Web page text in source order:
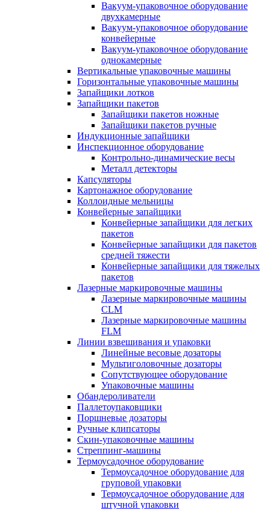
Вакуум-упаковочное оборудование
двухкамерные
Вакуум-упаковочное оборудование
конвейерные
Вакуум-упаковочное оборудование
однокамерные
Вертикальные упаковочные машины
Горизонтальные упаковочные машины
Запайщики лотков
Запайщики пакетов
Запайщики пакетов ножные
Запайщики пакетов ручные
Индукционные запайщики
Инспекционное оборудование
Контрольно-динамические весы
Металл детекторы
Капсуляторы
Картонажное оборудование
Коллоидные мельницы
Конвейерные запайщики
Конвейерные запайщики для легких
пакетов
Конвейерные запайщики для пакетов
средней тяжести
Конвейерные запайщики для тяжелых
пакетов
Лазерные маркировочные машины
Лазерные маркировочные машины
CLM
Лазерные маркировочные машины
FLM
Линии взвешивания и упаковки
Линейные весовые дозаторы
Мультиголовочные дозаторы
Сопутствующее оборудование
Упаковочные машины
Обандероливатели
Паллетоупаковщики
Поршневые дозаторы
Ручные клипсаторы
Скин-упаковочные машины
Стреппинг-машины
Термоусадочное оборудование
Термоусадочное оборудование для
груповой упаковки
Термоусадочное оборудование для
штучной упаковки